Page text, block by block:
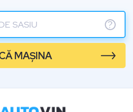
?
MAȘINA